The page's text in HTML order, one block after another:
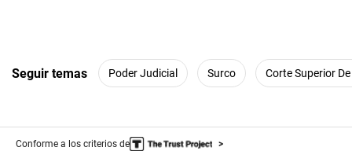
Seguir temas Poder Judicial Surco Corte Superior
Conforme a los criterios de